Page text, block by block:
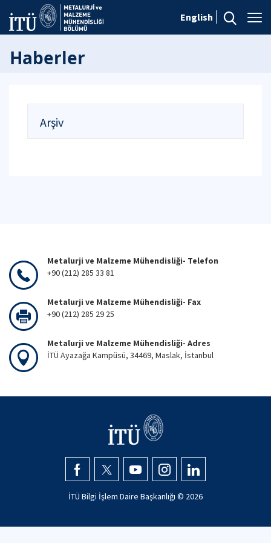
English
Haberler
Arşiv
Metalurji ve Malzeme Mühendisliği- Telefon
+90 (212) 285 33 81
Metalurji ve Malzeme Mühendisliği- Fax
+90 (212) 285 29 25
Metalurji ve Malzeme Mühendisliği- Adres
İTÜ Ayazağa Kampüsü, 34469, Maslak, İstanbul
İTÜ Bilgi İşlem Daire Başkanlığı © 2026